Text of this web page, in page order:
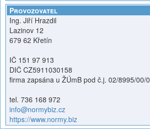
Provozovatel
Ing. Jiří Hrazdil
Lazinov 12
679 62 Křetín
IČ 151 97 913
DIČ CZ5911030158
firma zapsána u ŽÚmB pod č.j. 02/8995/00/0
tel. 736 168 972
info@normybiz.cz
https://www.normy.biz